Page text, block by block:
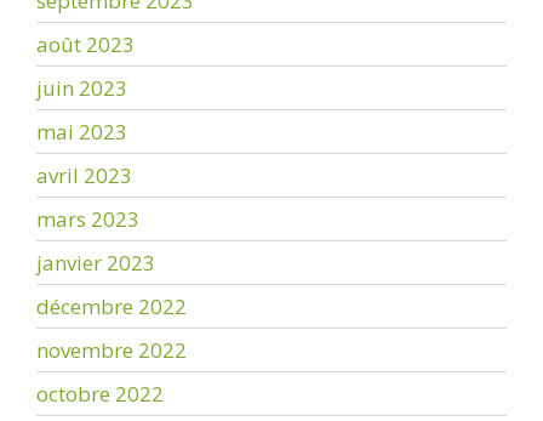
août 2023
juin 2023
mai 2023
avril 2023
mars 2023
janvier 2023
décembre 2022
novembre 2022
octobre 2022